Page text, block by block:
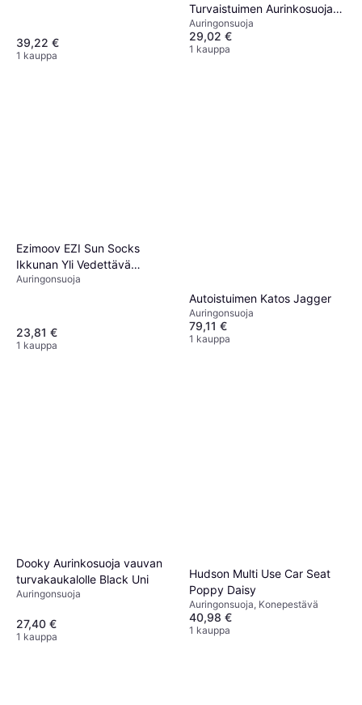
39,22 €
1 kauppa
Turvaistuimen Aurinkosuoja
Puuvillamateriaali
Auringonsuoja
29,02 €
1 kauppa
Ezimoov EZI Sun Socks
Ikkunan Yli Vedettävä
Aurinkosuoja Koko M 2 kpl
Auringonsuoja
23,81 €
1 kauppa
Autoistuimen Katos Jagger
Auringonsuoja
79,11 €
1 kauppa
Dooky Aurinkosuoja vauvan
turvakaukalolle Black Uni
Auringonsuoja
27,40 €
1 kauppa
Hudson Multi Use Car Seat
Poppy Daisy
Auringonsuoja, Konepestävä
40,98 €
1 kauppa